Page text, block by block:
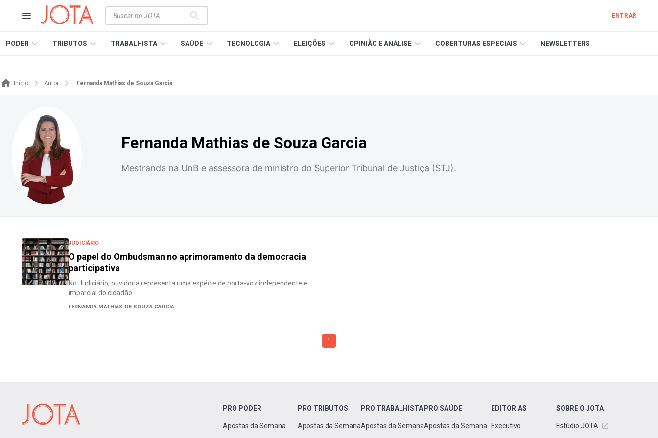
ENTRAR
PODER TRIBUTOS TRABALHISTA SAÚDE TECNOLOGIA ELEIÇÕES OPINIÃO E ANÁLISE COBERTURAS ESPECIAIS NEWSLETTERS
Início Autor Fernanda Mathias de Souza Garcia
Fernanda Mathias de Souza Garcia
Mestranda na UnB e assessora de ministro do Superior Tribunal de Justiça (STJ).
JUDICIÁRIO
O papel do Ombudsman no aprimoramento da democracia
participativa
No Judiciário, ouvidoria representa uma espécie de porta-voz independente e
imparcial do cidadão
FERNANDA MATHIAS DE SOUZA GARCIA
1
PRO PODER
Apostas da Semana
PRO TRIBUTOS
Apostas da Semana
PRO TRABALHISTA
Apostas da Semana
PRO SAÚDE
Apostas da Semana
EDITORIAS
Executivo
SOBRE O JOTA
Estúdio JOTA